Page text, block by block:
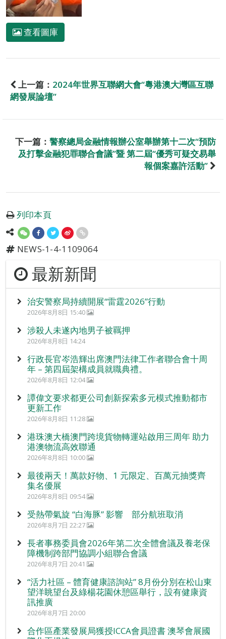
查看圖庫
上一篇： 2024年世界互聯網大會“粵港澳大灣區互聯
網發展論壇”
下一篇： 警察總局金融情報辦公室舉辦第十二次“預防
及打擊金融犯罪聯合會議”暨 第二屆“優秀可疑交易舉
報個案嘉許活動”
列印本頁
NEWS-1-4-1109064
最新新聞
治安警察局持續開展“雷霆2026”行動
2026年8月8日 15:40
涉殺人未遂內地男子被羈押
2026年8月8日 14:24
行政長官岑浩輝出席澳門法律工作者聯合會十周
年 – 第四屆架構成員就職典禮。
2026年8月8日 12:04
譚偉文要求都更公司創新探索多元模式推動都市
更新工作
2026年8月8日 11:28
港珠澳大橋澳門跨境貨物轉運站啟用三周年 助力
港澳物流高效聯通
2026年8月8日 10:00
最後兩天！萬款好物、1 元限定、百萬元抽獎齊
集名優展
2026年8月8日 09:54
受熱帶氣旋 “白海豚” 影響 部分航班取消
2026年8月7日 22:27
長者事務委員會2026年第二次全體會議及養老保
障機制跨部門協調小組聯合會議
2026年8月7日 20:41
“活力社區 – 體育健康諮詢站” 8月份分別在松山東
望洋眺望台及綠楊花園休憩區舉行，設有健康資
訊推廣
2026年8月7日 20:00
合作區產業發展局獲授ICCA會員證書 澳琴會展國